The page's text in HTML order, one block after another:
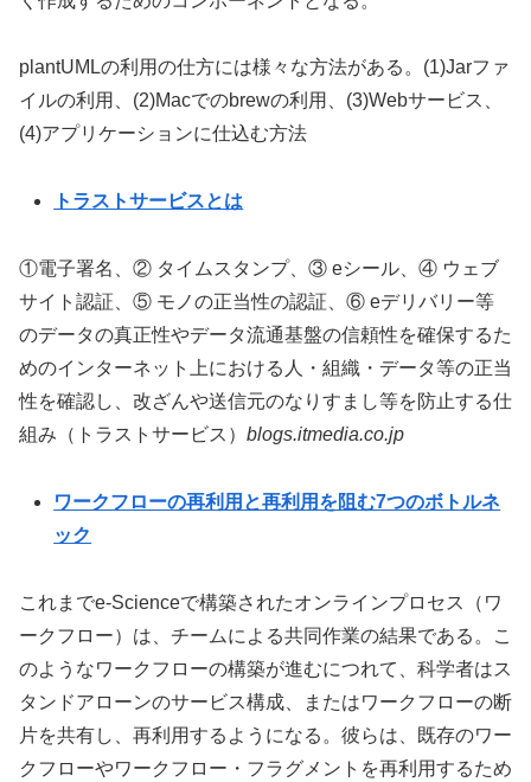
plantUMLの利用の仕方には様々な方法がある。(1)Jarファ
イルの利用、(2)Macでのbrewの利用、(3)Webサービス、
(4)アプリケーションに仕込む方法
トラストサービスとは
①電子署名、② タイムスタンプ、③ eシール、④ ウェブ
サイト認証、⑤ モノの正当性の認証、⑥ eデリバリー等
のデータの真正性やデータ流通基盤の信頼性を確保するた
めのインターネット上における人・組織・データ等の正当
性を確認し、改ざんや送信元のなりすまし等を防止する仕
組み（トラストサービス） blogs.itmedia.co.jp
ワークフローの再利用と再利用を阻む7つのボトルネ
ック
これまでe-Scienceで構築されたオンラインプロセス（ワ
ークフロー）は、チームによる共同作業の結果である。こ
のようなワークフローの構築が進むにつれて、科学者はス
タンドアローンのサービス構成、またはワークフローの断
片を共有し、再利用するようになる。彼らは、既存のワー
クフローやワークフロー・フラグメントを再利用するため